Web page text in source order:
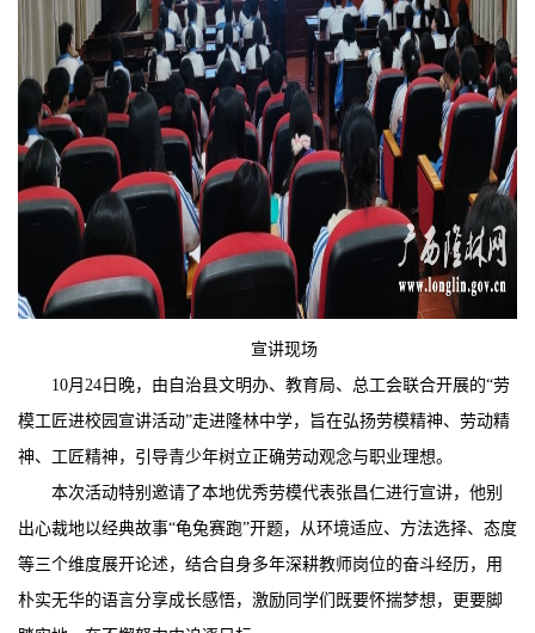
宣讲现场
10月24日晚，由自治县文明办、教育局、总工会联合开展的“劳
模工匠进校园宣讲活动”走进隆林中学，旨在弘扬劳模精神、劳动精
神、工匠精神，引导青少年树立正确劳动观念与职业理想。
本次活动特别邀请了本地优秀劳模代表张昌仁进行宣讲，他别
出心裁地以经典故事“龟兔赛跑”开题，从环境适应、方法选择、态度
等三个维度展开论述，结合自身多年深耕教师岗位的奋斗经历，用
朴实无华的语言分享成长感悟，激励同学们既要怀揣梦想，更要脚